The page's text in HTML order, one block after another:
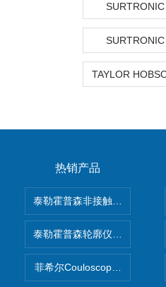
热销产品
泰勒霍普森非接触式轮廓仪
泰勒霍普森轮廓仪|TAYLOR
菲希尔Couloscope CMS2电